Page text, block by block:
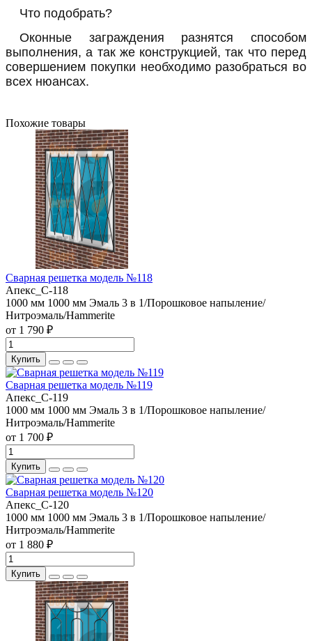
Что подобрать?
Оконные заграждения разнятся способом
выполнения, а так же конструкцией, так что перед
совершением покупки необходимо разобраться во
всех нюансах.
Похожие товары
Сварная решетка модель №118
Апекс_С-118
1000 мм 1000 мм Эмаль 3 в 1/Порошковое напыление/
Нитроэмаль/Hammerite
от 1 790 ₽
Купить
Сварная решетка модель №119
Апекс_С-119
1000 мм 1000 мм Эмаль 3 в 1/Порошковое напыление/
Нитроэмаль/Hammerite
от 1 700 ₽
Купить
Сварная решетка модель №120
Апекс_С-120
1000 мм 1000 мм Эмаль 3 в 1/Порошковое напыление/
Нитроэмаль/Hammerite
от 1 880 ₽
Купить